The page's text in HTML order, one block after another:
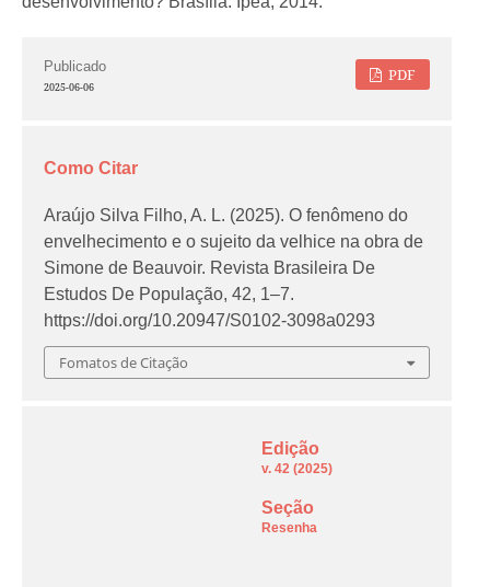
PDF
Publicado
2025-06-06
Como Citar
Araújo Silva Filho, A. L. (2025). O fenômeno do
envelhecimento e o sujeito da velhice na obra de
Simone de Beauvoir. Revista Brasileira De
Estudos De População,42, 1–7.
https://doi.org/10.20947/S0102-3098a0293
Fomatos de Citação
Edição
v. 42 (2025)
Seção
Resenha